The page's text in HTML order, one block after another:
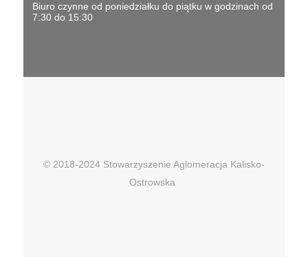
Biuro czynne od poniedziałku do piątku w godzinach od
7:30 do 15:30
© 2018-2024 Stowarzyszenie Aglomeracja Kalisko-
Ostrowska